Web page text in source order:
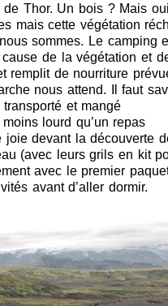
Thor. Un bois ? Mais
mais cette végétation
sommes. Le camping
de la végétation et
remplit de nourriture
nous attend. Il faut
et mangé
lourd qu’un repas
joie devant la découverte
(avec leurs grils en kit
avec le premier
avant d’aller dormir.